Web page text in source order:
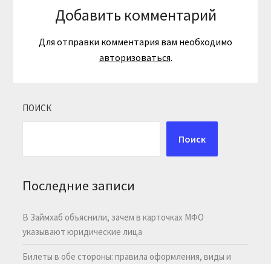
Добавить комментарий
Для отправки комментария вам необходимо
авторизоваться.
ПОИСК
Поиск
Последние записи
В Займхаб объяснили, зачем в карточках МФО
указывают юридические лица
Билеты в обе стороны: правила оформления, виды и